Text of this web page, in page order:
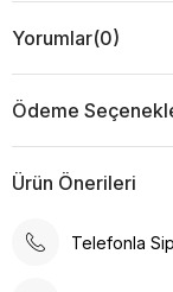
Kumaş : %30
Kol : 47 cm
Yaka Tipi : Dik Yaka
Desen : Düz
Kalıp : Rahat Kalıp
Model Ölçüsü
95 cm
Yorumlar(0)
Ödeme
Ürün Önerileri
Telefonla